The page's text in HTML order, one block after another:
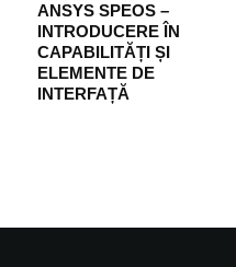
ANSYS SPEOS –
INTRODUCERE ÎN
CAPABILITĂȚI ȘI
ELEMENTE DE
INTERFAȚĂ